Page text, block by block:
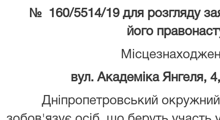
№ 160/5514/19 для розгляду
його
вул. Академіка Янгеля,
Дніпропетровський